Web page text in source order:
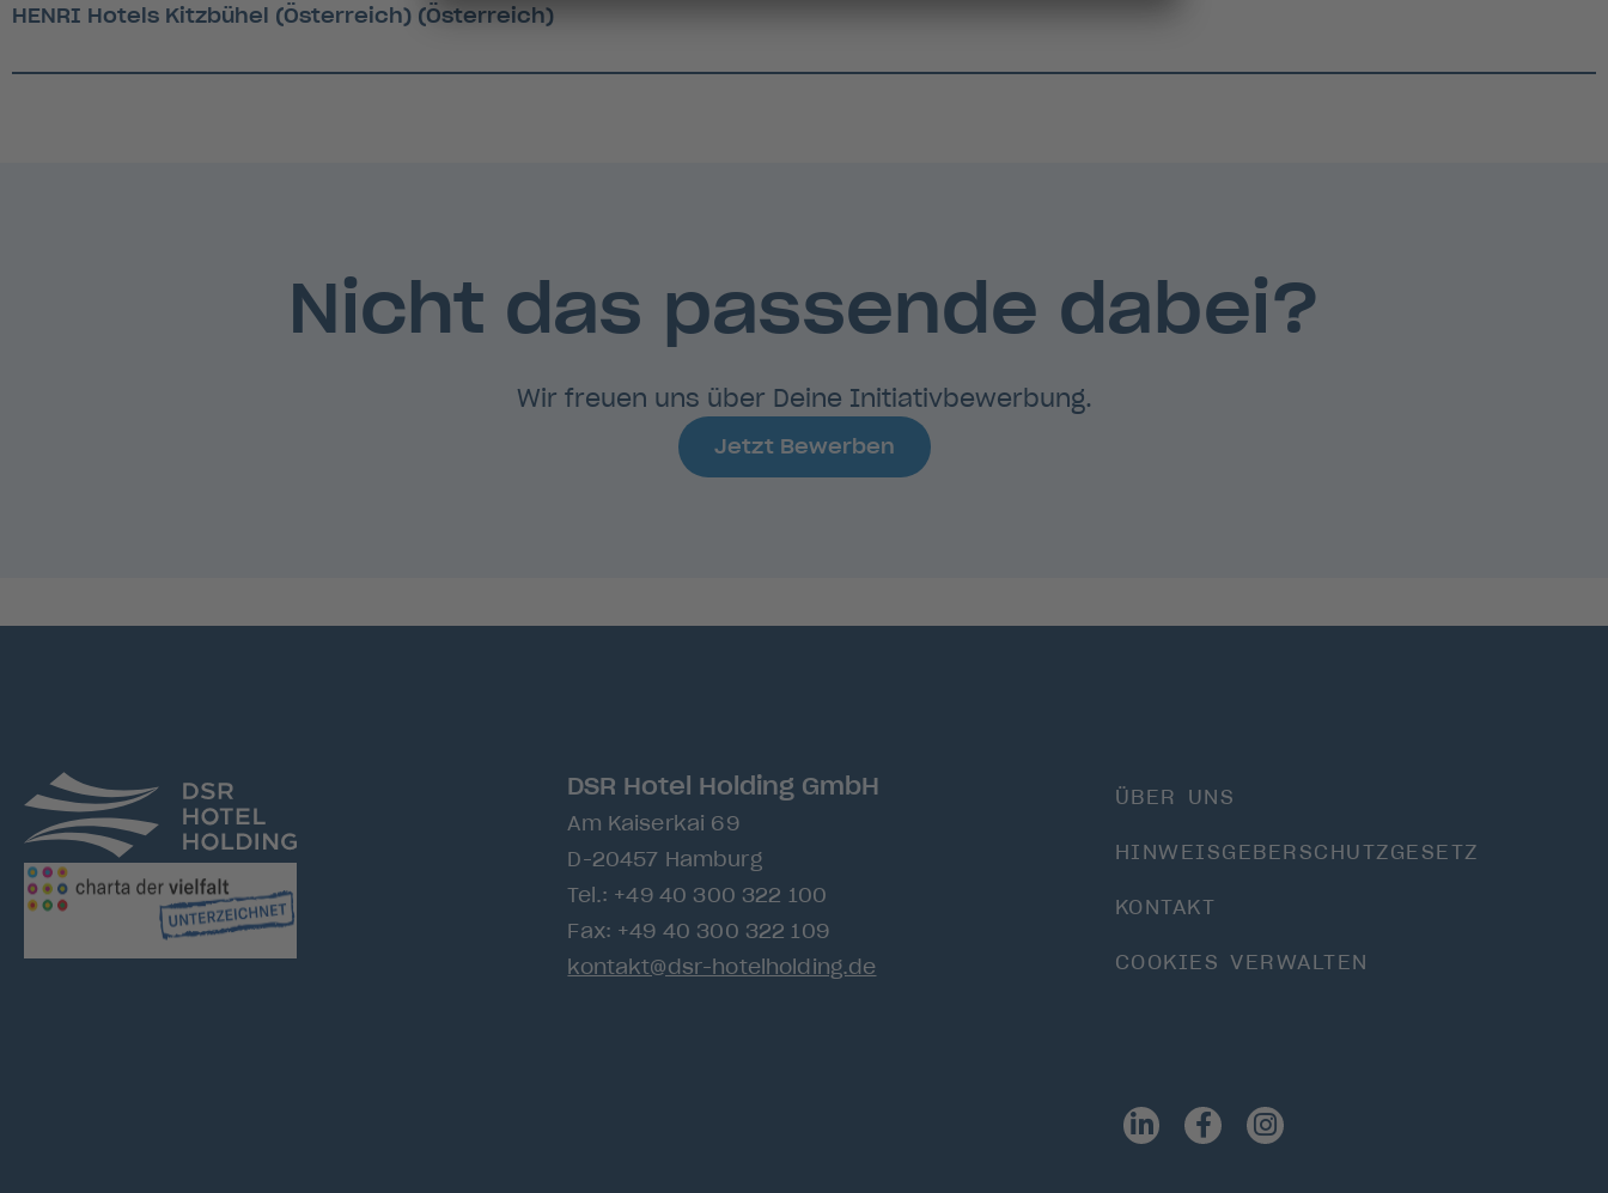
HENRI Hotels Kitzbühel (Österreich) (Österreich)
Nicht das passende dabei?
Wir freuen uns über Deine Initiativbewerbung.
Jetzt Bewerben
DSR Hotel Holding GmbH
Am Kaiserkai 69
D-20457 Hamburg
Tel.: +49 40 300 322 100
Fax: +49 40 300 322 109
kontakt@dsr-hotelholding.de
ÜBER UNS
HINWEISGEBERSCHUTZGESETZ
KONTAKT
COOKIES VERWALTEN